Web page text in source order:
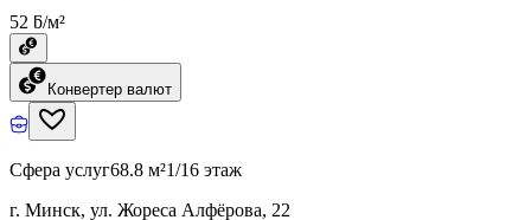
52 ƃ/м²
Конвертер валют
Сфера услуг68.8 м²1/16 этаж
г. Минск, ул. Жореса Алфёрова, 22